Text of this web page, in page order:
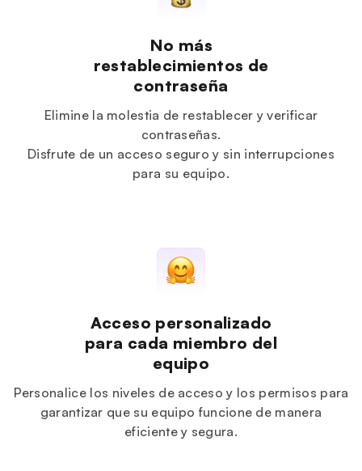
No más
restablecimientos de
contraseña
Elimine la molestia de restablecer y verificar
contraseñas.
Disfrute de un acceso seguro y sin interrupciones
para su equipo.
Acceso personalizado
para cada miembro del
equipo
Personalice los niveles de acceso y los permisos para
garantizar que su equipo funcione de manera
eficiente y segura.